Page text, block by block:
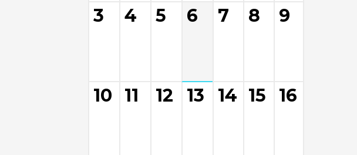
3 4 5 6 7 8 9
10 11 12 13 14 15 16